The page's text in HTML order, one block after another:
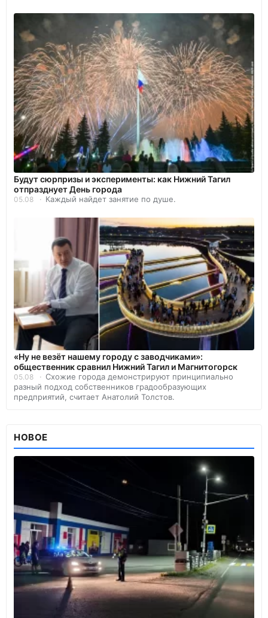
Будут сюрпризы и эксперименты: как Нижний Тагил
отпразднует День города
05.08 Каждый найдет занятие по душе.
«Ну не везёт нашему городу с заводчиками»:
общественник сравнил Нижний Тагил и Магнитогорск
05.08
Схожие города демонстрируют принципиально
разный подход собственников градообразующих
предприятий, считает Анатолий Толстов.
НОВОЕ